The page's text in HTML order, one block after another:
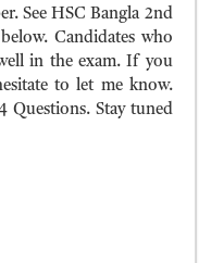
Result 2025 Dinajpur Board
2025 Sylhet Board
See HSC Bangla 2nd
Candidates who
in the exam. If you
to let me know.
Questions. Stay tuned